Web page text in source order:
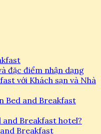
đặc điểm nhận dạng
với Khách sạn và Nhà
Bed and Breakfast
and Breakfast hotel?
Breakfast